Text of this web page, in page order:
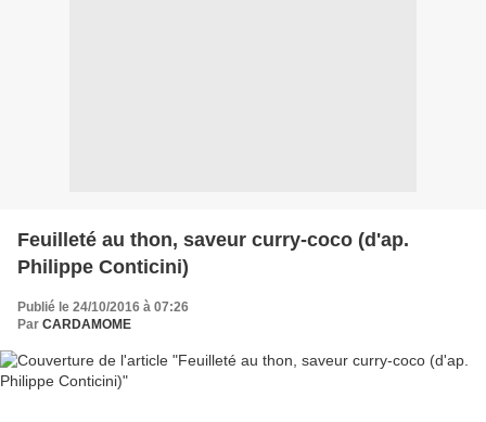
Feuilleté au thon, saveur curry-coco (d'ap.
Philippe Conticini)
Publié le 24/10/2016 à 07:26
Par CARDAMOME